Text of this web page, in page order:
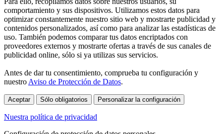
comportamiento y sus dispositivos. Utilizamos estos datos para
optimizar constantemente nuestro sitio web y mostrarte publicidad y
contenidos personalizados, así como para analizar las estadísticas de
uso. También podemos comparar tus datos encriptados con
proveedores externos y mostrarte ofertas a través de sus canales de
publicidad online, sólo si ya utilizas sus servicios.
Antes de dar tu consentimiento, comprueba tu configuración y
nuestro Aviso de Protección de Datos.
Aceptar Sólo obligatorios Personalizar la configuración
Nuestra política de privacidad